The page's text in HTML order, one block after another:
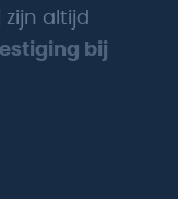
altijd
bij